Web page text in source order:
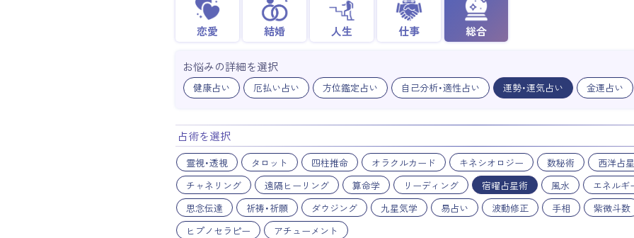
恋愛 結婚 人生 仕事 総合
お悩みの詳細を選択
健康占い 厄払い占い 方位鑑定占い 自己分析・適性占い 運勢・運気占い 金運占い
占術を選択
霊視・透視 タロット 四柱推命 オラクルカード キネシオロジー 数秘術 西洋占
チャネリング
遠隔ヒーリング 算命学 リーディング 宿曜占星術 風水 エネルギ
思念伝達
祈祷・祈願 ダウジング 九星気学 易占い 波動修正 手相 紫微斗数
ヒプノセラピー
アチューメント